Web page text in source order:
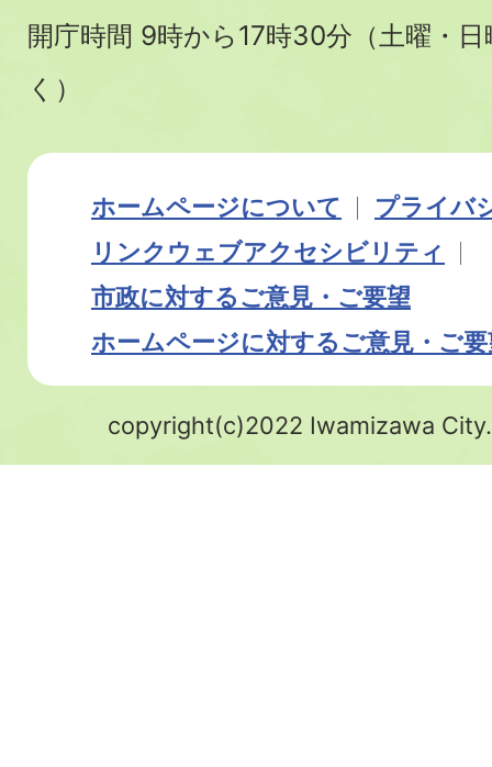
開庁時間 9時から17時30分（土曜・
く）
ホームページについて
プライバ
リンク ウェブアクセシビリティ
市政に対するご意見・ご要望
ホームページに対するご意見・ご
copyright(c)2022 Iwamizawa